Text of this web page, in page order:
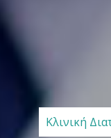
Κλινική